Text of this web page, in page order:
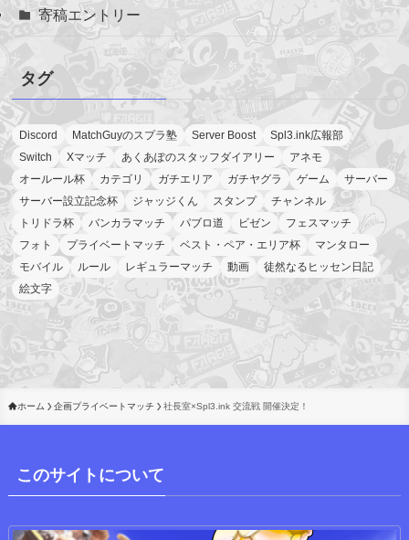
寄稿エントリー
タグ
Discord MatchGuyのスプラ塾 Server Boost
Spl3.ink広報部
Switch
Xマッチ あくあぽのスタッフダイアリー
アネモ
オールール杯
カテゴリ ガチエリア ガチヤグラ ゲーム
サーバー
サーバー設立記念杯
ジャッジくん スタンプ
チャンネル
トリドラ杯
バンカラマッチ パブロ道 ビゼン
フェスマッチ
フォト
プライベートマッチ ベスト・ペア・エリア杯
マンタロー
モバイル
ルール レギュラーマッチ 動画
徒然なるヒッセン日記
絵文字
ホーム 企画プライベートマッチ 社長室×Spl3.ink 交流戦 開催決定！
このサイトについて